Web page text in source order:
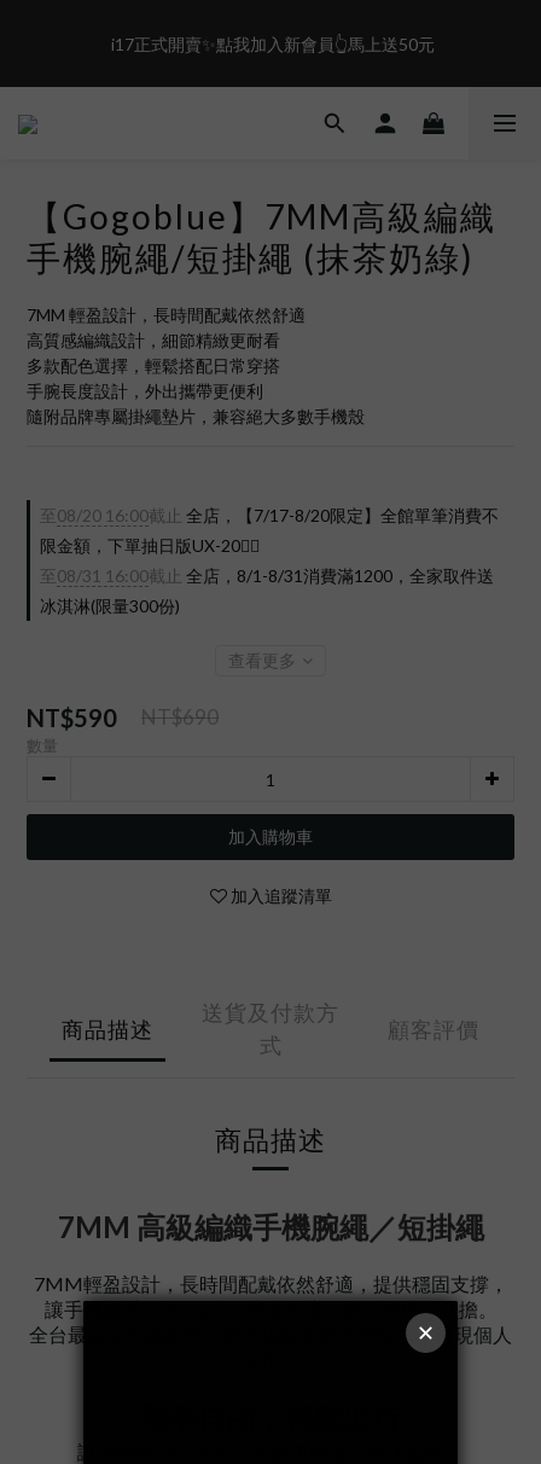
盛夏限定☀️週週抽LINE POINT｜滿1000即享免運
2
05
i17正式開賣✨點我加入新會員👆馬上送50元
盛夏限定☀️週週抽LINE POINT｜滿1000即享免運
【Gogoblue】7MM高級編織
手機腕繩/短掛繩 (抹茶奶綠)
7MM 輕盈設計，長時間配戴依然舒適
高質感編織設計，細節精緻更耐看
多款配色選擇，輕鬆搭配日常穿搭
手腕長度設計，外出攜帶更便利
隨附品牌專屬掛繩墊片，兼容絕大多數手機殼
至08/20 16:00截止
全店，【7/17-8/20限定】全館單筆消費不
限金額，下單抽日版UX-20❤️‍🔥
至08/31 16:00截止
全店，8/1-8/31消費滿1200，全家取件送
冰淇淋(限量300份)
查看更多
NT$590 NT$690
數量
加入購物車
加入追蹤清單
商品描述
送貨及付款方
式
顧客評價
商品描述
7MM 高級編織手機腕繩／短掛繩
7MM輕盈設計，長時間配戴依然舒適，提供穩固支撐，
讓手機隨手可得。25cm腕繩長度，輕巧好搭不負擔。
全台最多彩經典配色，輕鬆搭配各種日常造型，展現個人
讓手機時刻在手邊，體驗更便捷的生活型態。